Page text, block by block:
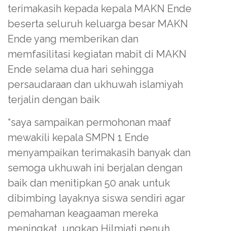
terimakasih kepada kepala MAKN Ende
beserta seluruh keluarga besar MAKN
Ende yang memberikan dan
memfasilitasi kegiatan mabit di MAKN
Ende selama dua hari sehingga
persaudaraan dan ukhuwah islamiyah
terjalin dengan baik
“saya sampaikan permohonan maaf
mewakili kepala SMPN 1 Ende
menyampaikan terimakasih banyak dan
semoga ukhuwah ini berjalan dengan
baik dan menitipkan 50 anak untuk
dibimbing layaknya siswa sendiri agar
pemahaman keagaaman mereka
meningkat, ungkap Hilmiati penuh